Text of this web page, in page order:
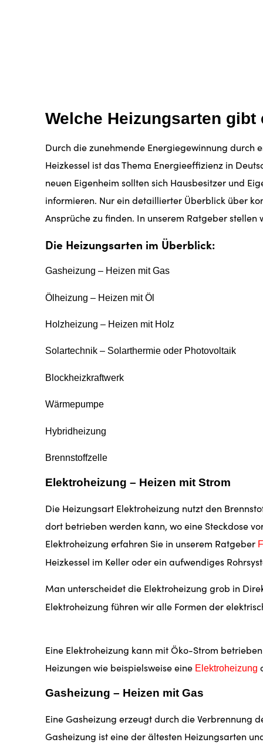
Welche Heizungsarten gibt
Durch die zunehmende Energiegewinnung durch
Heizkessel ist das Thema Energieeffizienz in
neuen Eigenheim sollten sich Hausbesitzer und
informieren. Nur ein detaillierter Überblick über
Ansprüche zu finden. In unserem Ratgeber
Die Heizungsarten im Überblick:
Gasheizung – Heizen mit Gas
Ölheizung – Heizen mit Öl
Holzheizung – Heizen mit Holz
Solartechnik – Solarthermie oder Photovoltaik
Blockheizkraftwerk
Wärmepumpe
Hybridheizung
Brennstoffzelle
Elektroheizung – Heizen mit Strom
Die Heizungsart Elektroheizung nutzt den
dort betrieben werden kann, wo eine Steckdose
Elektroheizung erfahren Sie in unserem Ratgeber
Heizkessel im Keller oder ein aufwendiges
Man unterscheidet die Elektroheizung grob in
Elektroheizung führen wir alle Formen der
Eine Elektroheizung kann mit Öko-Strom
Heizungen wie beispielsweise eine Elektroheizung
Gasheizung – Heizen mit Gas
Eine Gasheizung erzeugt durch die Verbrennung
Gasheizung ist eine der ältesten Heizungsarten